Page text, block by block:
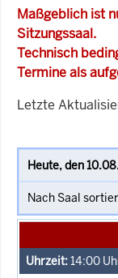
Maßgeblich ist
Sitzungssaal.
Technisch
Termine als
Letzte
14:00